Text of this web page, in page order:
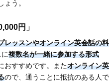
う。
円」
レッスンやオンライン英会話の料
複数名が一緒に参加する形式
おすすめです。またオンライン英
ので、通うことに抵抗のある人で